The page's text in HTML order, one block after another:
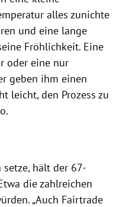
alles zunichte
und eine lange
Fröhlichkeit. Eine
oder eine nur
geben ihm einen
leicht, den Prozess zu
.
setze, hält der 67-
die zahlreichen
„Auch Fairtrade